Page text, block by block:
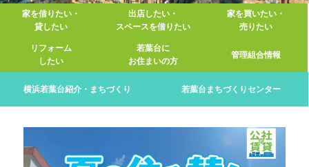
家を借りたい・
貸したい
出店したい・
スペースを借りたい
家を買いたい・
売りたい
リフォーム
したい
若葉台に
お住まいの方
管理組合情報
横浜若葉台紹介・まちづくり 若葉台まちづくりセンター